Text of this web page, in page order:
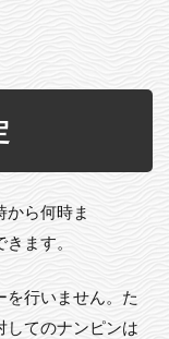
から何時ま
ます。
を行いません。た
してのナンピンは